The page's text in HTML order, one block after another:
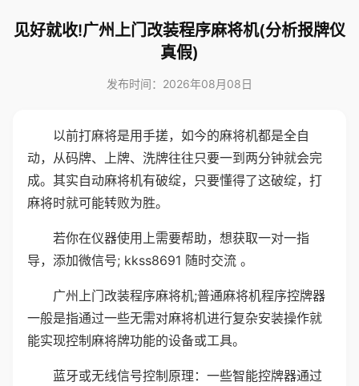
见好就收!广州上门改装程序麻将机(分析报牌仪
真假)
发布时间：2026年08月08日
以前打麻将是用手搓，如今的麻将机都是全自
动，从码牌、上牌、洗牌往往只要一到两分钟就会完
成。其实自动麻将机有破绽，只要懂得了这破绽，打
麻将时就可能转败为胜。
若你在仪器使用上需要帮助，想获取一对一指
导，添加微信号; kkss8691 随时交流 。
广州上门改装程序麻将机;普通麻将机程序控牌器
一般是指通过一些无需对麻将机进行复杂安装操作就
能实现控制麻将牌功能的设备或工具。
蓝牙或无线信号控制原理：一些智能控牌器通过